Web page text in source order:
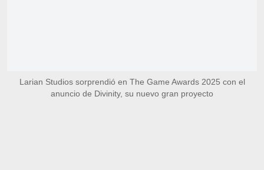
Larian Studios sorprendió en The Game Awards 2025 con el
anuncio de Divinity, su nuevo gran proyecto